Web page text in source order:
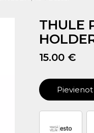
THULE
15.00 €